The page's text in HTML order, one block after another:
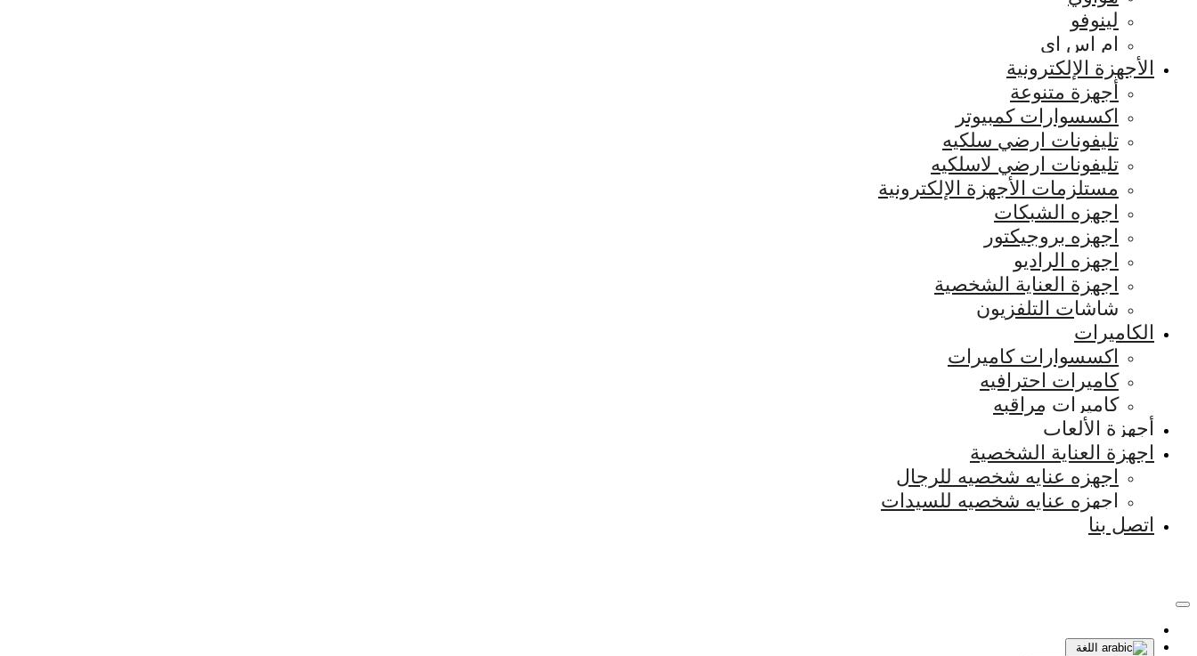
لينوفو
ام اس اي
الأجهزة الإلكترونية
أجهزة متنوعة
اكسسوارات كمبيوتر
تليفونات ارضي سلكيه
تليفونات ارضي لاسلكيه
مستلزمات الأجهزة الإلكترونية
اجهزه الشبكات
اجهزه بروجيكتور
اجهزه الراديو
اجهزة العناية الشخصية
شاشات التلفزيون
الكاميرات
اكسسوارات كاميرات
كاميرات احترافيه
كاميرات مراقبه
أجهزة الألعاب
اجهزة العناية الشخصية
اجهزه عنايه شخصيه للرجال
اجهزه عنايه شخصيه للسيدات
اتصل بنا
اللغة